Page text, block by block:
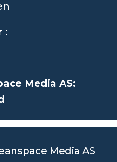
:
Media AS:
Media AS